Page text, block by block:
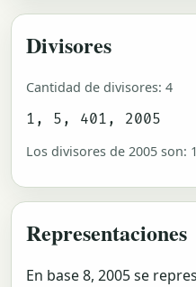
Divisores
Cantidad de divisores: 4
1, 5, 401, 2005
Los divisores de 2005 son:
Representaciones
En base 8, 2005 se